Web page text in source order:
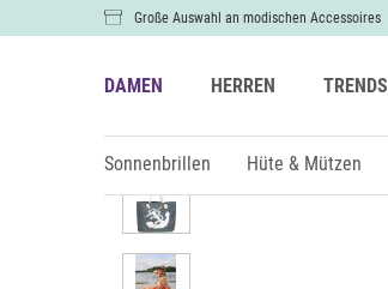
Große Auswahl an modischen Accessoires
DAMEN HERREN TRENDS
Sonnenbrillen Hüte & Mützen